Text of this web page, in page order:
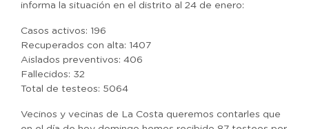
informa la situación en el distrito al 24 de enero:
Casos activos: 196
Recuperados con alta: 1407
Aislados preventivos: 406
Fallecidos: 32
Total de testeos: 5064
Vecinos y vecinas de La Costa queremos contarles que